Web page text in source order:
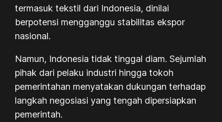
termasuk tekstil dari Indonesia, dinilai
berpotensi mengganggu stabilitas ekspor
nasional.
Namun, Indonesia tidak tinggal diam. Sejumlah
pihak dari pelaku industri hingga tokoh
pemerintahan menyatakan dukungan terhadap
langkah negosiasi yang tengah dipersiapkan
pemerintah.